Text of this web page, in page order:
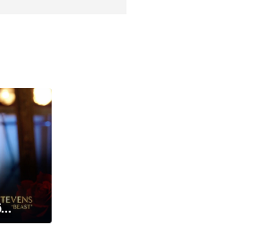
นำความงามอันเป็นตำนานกลับมามีชีวิตอีกครั้ง - Beauty and the Beast